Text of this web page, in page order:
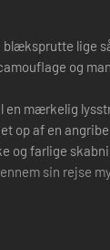
lige
og
mærkelig
op af en
farlige
sin rejse